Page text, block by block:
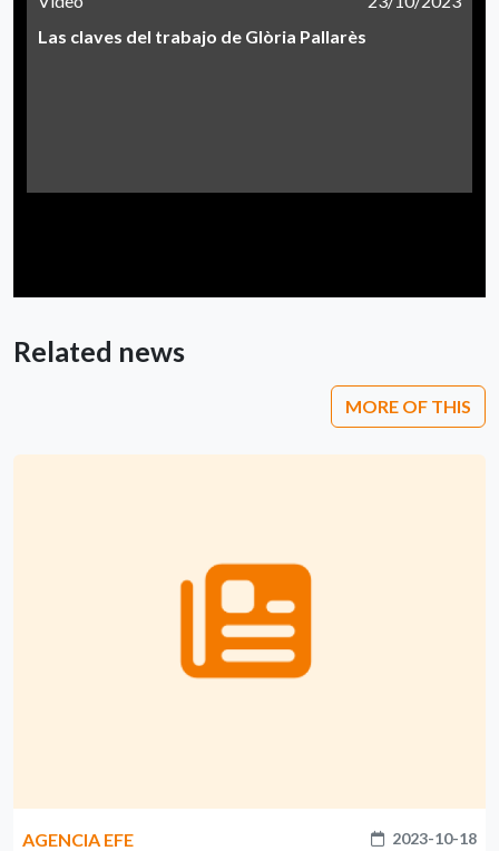
Las claves del trabajo de Glòria Pallarès
Related news
MORE OF THIS
AGENCIA EFE 2023-10-18